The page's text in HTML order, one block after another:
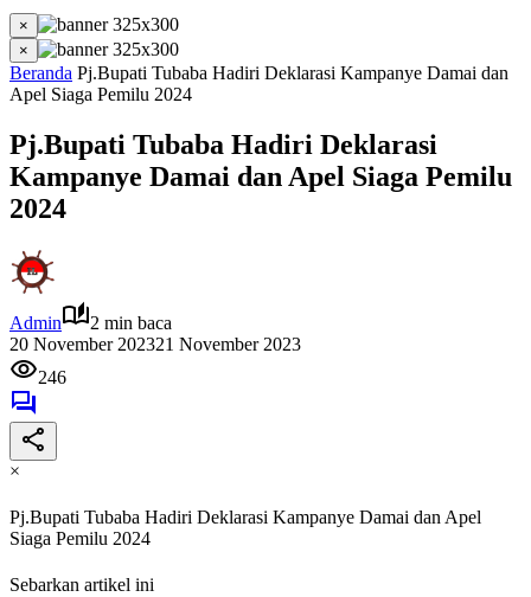
×
×
Beranda Pj.Bupati Tubaba Hadiri Deklarasi Kampanye Damai dan
Apel Siaga Pemilu 2024
Pj.Bupati Tubaba Hadiri Deklarasi
Kampanye Damai dan Apel Siaga Pemilu
2024
Admin
2 min baca
20 November 202321 November 2023
246
×
Pj.Bupati Tubaba Hadiri Deklarasi Kampanye Damai dan Apel
Siaga Pemilu 2024
Sebarkan artikel ini